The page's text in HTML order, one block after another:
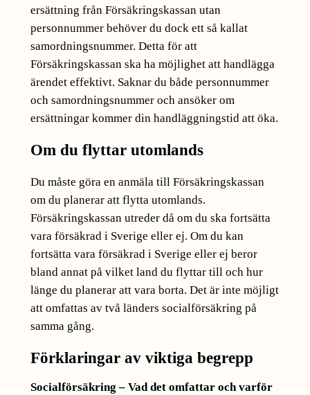
ersättning från Försäkringskassan utan
personnummer behöver du dock ett så kallat
samordningsnummer. Detta för att
Försäkringskassan ska ha möjlighet att handlägga
ärendet effektivt. Saknar du både personnummer
och samordningsnummer och ansöker om
ersättningar kommer din handläggningstid att öka.
Om du flyttar utomlands
Du måste göra en anmäla till Försäkringskassan
om du planerar att flytta utomlands.
Försäkringskassan utreder då om du ska fortsätta
vara försäkrad i Sverige eller ej. Om du kan
fortsätta vara försäkrad i Sverige eller ej beror
bland annat på vilket land du flyttar till och hur
länge du planerar att vara borta. Det är inte möjligt
att omfattas av två länders socialförsäkring på
samma gång.
Förklaringar av viktiga begrepp
Socialförsäkring – Vad det omfattar och varför